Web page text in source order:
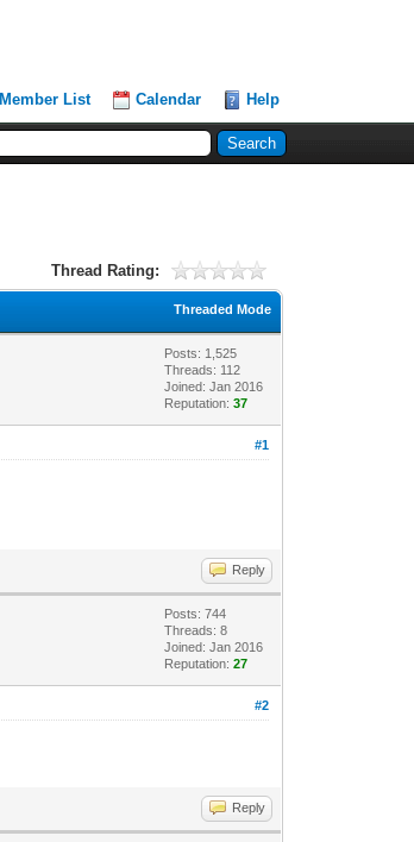
Member List Calendar Help
Thread Rating:
Threaded Mode
Posts: 1,525
Threads: 112
Joined: Jan 2016
Reputation:37
#1
Reply
Posts: 744
Threads: 8
Joined: Jan 2016
Reputation:27
#2
Reply